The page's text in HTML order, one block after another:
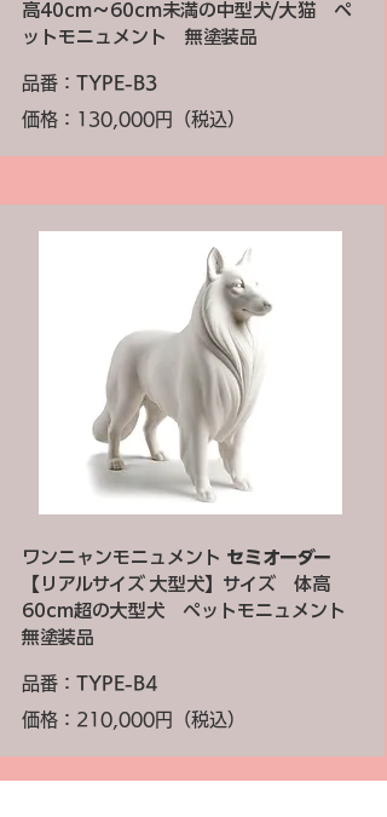
高40cm～60cm未満の中型犬/大猫 ペ
ットモニュメント 無塗装品
品番： TYPE-B3
価格：130,000円（税込）
ワンニャンモニュメント セミオーダー
【リアルサイズ 大型犬】サイズ 体高
60cm超の大型犬 ペットモニュメント
無塗装品
品番： TYPE-B4
価格：210,000円（税込）